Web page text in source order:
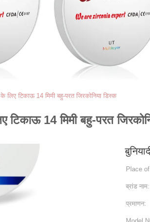
टिकाऊ 14 मिमी बहु-परत जिरकोनिया डिस्क
14 मिमी बहु-परत
Place
ब्रांड नाम:
प्रमाणन: